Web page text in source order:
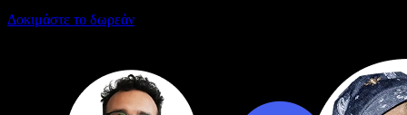
Δοκιμάστε το δωρεάν